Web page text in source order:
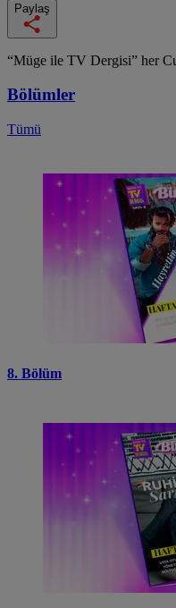
Paylaş
“Müge ile TV Dergisi” her
Bölümler
Tümü
8. Bölüm